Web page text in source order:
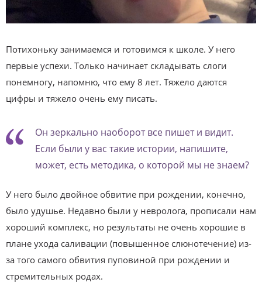
Потихоньку занимаемся и готовимся к школе. У него
первые успехи. Только начинает складывать слоги
понемногу, напомню, что ему 8 лет. Тяжело даются
цифры и тяжело очень ему писать.
Он зеркально наоборот все пишет и видит.
Если были у вас такие истории, напишите,
может, есть методика, о которой мы не знаем?
У него было двойное обвитие при рождении, конечно,
было удушье. Недавно были у невролога, прописали нам
хороший комплекс, но результаты не очень хорошие в
плане ухода саливации (повышенное слюнотечение) из-
за того самого обвития пуповиной при рождении и
стремительных родах.